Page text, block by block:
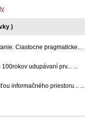
)
Ciastocne pragmaticke... ...
udupávaní prv... ...
informačného priestoru... ...